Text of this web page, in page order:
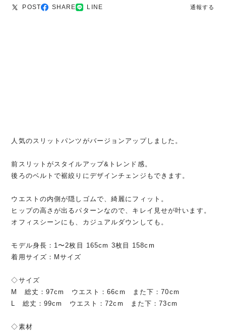
POST SHARE LINE 通報する
人気のスリットパンツがバージョンアップしました。
前スリットがスタイルアップ&トレンド感。
後ろのベルトで裾絞りにデザインチェンジもできます。
ウエストの内側が隠しゴムで、綺麗にフィット。
ヒップの高さが出るパターンなので、キレイ見せが叶います。
オフィスシーンにも、カジュアルダウンしても。
モデル身長：1〜2枚目 165cm 3枚目 158cm
着用サイズ：Mサイズ
◇サイズ
M 総丈：97cm ウエスト：66cm また下：70cm
L 総丈：99cm ウエスト：72cm また下：73cm
◇素材